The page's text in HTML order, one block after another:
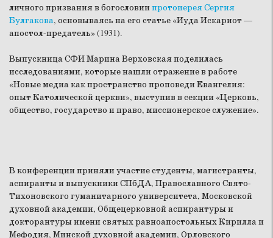
личного призвания в богословиипротоиерея Сергия
Булгакова, основываясь на его статье «Иуда Искариот —
апостол-предатель» (1931).
Выпускница СФИ Марина Верховская поделилась
исследованиями, которые нашли отражение в работе
«Новые медиа как пространство проповеди Евангелия:
опыт Католической церкви», выступив в секции «Церковь,
общество, государство и право, миссионерское служение».
В конференции приняли участие студенты, магистранты,
аспиранты и выпускники СПбДА, Православного Свято-
Тихоновского гуманитарного университета, Московской
духовной академии, Общецерковной аспирантуры и
докторантуры имени святых равноапостольных Кирилла и
Мефодия, Минской духовной академии, Орловского